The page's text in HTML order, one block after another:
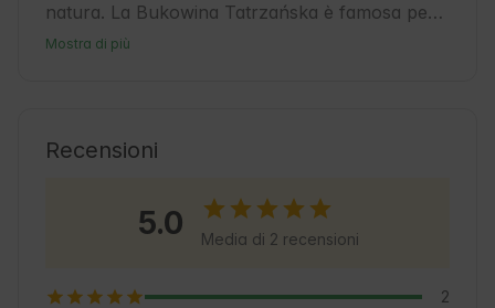
natura. La Bukowina Tatrzańska è famosa per
la sua atmosfera di alta montagna e per i suoi
rilassandosi nei bagni termali. Nei dintorni,
locali che renderanno più piacevole ogni
soggiorno. Questo pittoresco villaggio unisce
tradizione e modernità, invitandovi a scoprire i
Mostra di più
Recensioni
5.0 Media di 2 recensioni
2